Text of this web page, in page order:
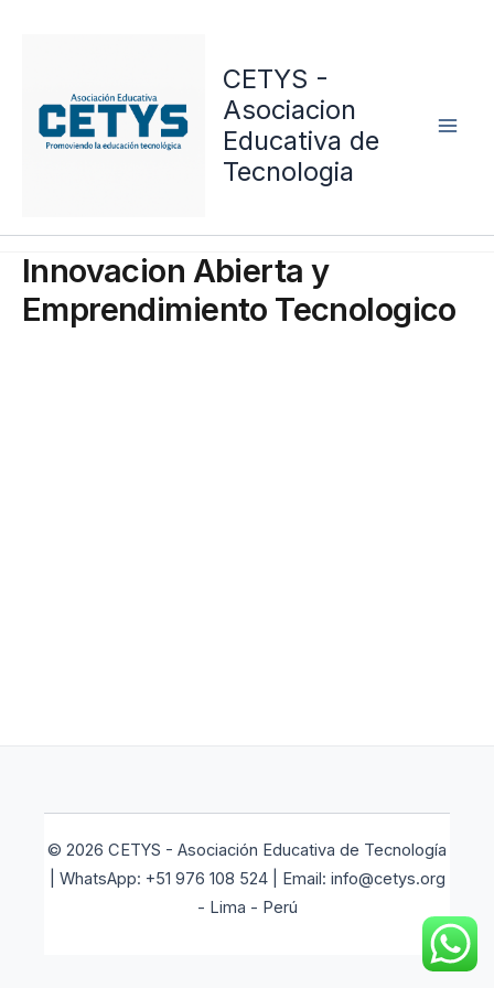
CETYS -
Asociacion
Educativa de
Tecnologia
Innovacion Abierta y
Emprendimiento Tecnologico
© 2026 CETYS - Asociación Educativa de Tecnología
| WhatsApp: +51 976 108 524 | Email: info@cetys.org
- Lima - Perú